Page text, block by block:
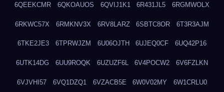
6QEEKCMR 6QKOAUOS 6QVIJ1K1 6R431JL5 6RGMWOLX
6RKWC57X 6RMKNV3X 6RV8LARZ 6SBTC8OR 6T3R3AJM
6TKE2JE3 6TPRWJZM 6U06OJTH 6UJEQ0CF 6UQ42P16
6UTK14DG 6UU9ROQK 6UZUZF6L 6V4POCW2 6V6FZLKN
6VJVHI57 6VQ1DZQ1 6VZACB5E 6W0V02MY 6W1CRLU0